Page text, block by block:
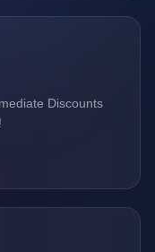
Discounts